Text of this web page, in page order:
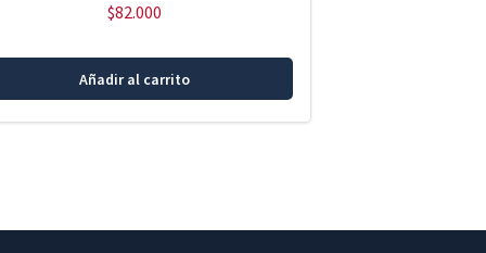
$82.000
Añadir al carrito